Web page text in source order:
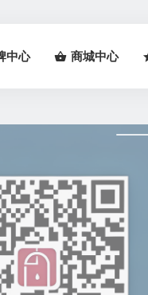
中心 商城中心